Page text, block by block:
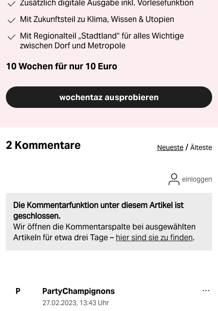
Zusätzlich digitale Ausgabe inkl. Vorlesefunktion
Mit Zukunftsteil zu Klima, Wissen & Utopien
Mit Regionalteil „Stadtland“ für alles Wichtige
zwischen Dorf und Metropole
10 Wochen für nur 10 Euro
wochentaz ausprobieren
2 Kommentare Neueste / Älteste
Die Kommentarfunktion unter diesem Artikel ist
geschlossen.
Wir öffnen die Kommentarspalte bei ausgewählten
Artikeln für etwa drei Tage – hier sind sie zu finden.
einloggen
P PartyChampignons
27.02.2023, 13:43 Uhr